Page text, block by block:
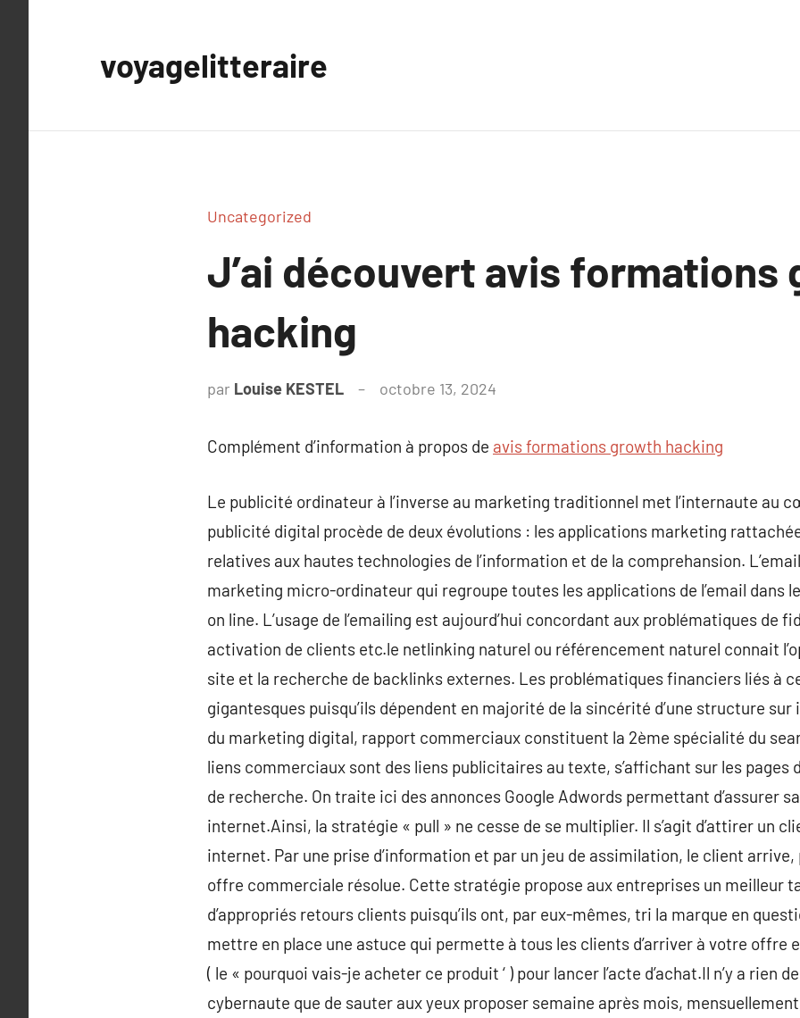
voyagelitteraire
Uncategorized
J’ai découvert avis formations
hacking
par Louise KESTEL octobre 13, 2024
Complément d’information à propos de avis formations growth hacking
Le publicité ordinateur à l’inverse au marketing traditionnel met l’internaute au
publicité digital procède de deux évolutions : les applications marketing
relatives aux hautes technologies de l’information et de la comprehansion.
marketing micro-ordinateur qui regroupe toutes les applications de l’email dans
on line. L’usage de l’emailing est aujourd’hui concordant aux problématiques de
activation de clients etc.le netlinking naturel ou référencement naturel connait
site et la recherche de backlinks externes. Les problématiques financiers liés à
gigantesques puisqu’ils dépendent en majorité de la sincérité d’une structure
du marketing digital, rapport commerciaux constituent la 2ème spécialité du
liens commerciaux sont des liens publicitaires au texte, s’affichant sur les pages
de recherche. On traite ici des annonces Google Adwords permettant d’assurer
internet.Ainsi, la stratégie « pull » ne cesse de se multiplier. Il s’agit d’attirer un
internet. Par une prise d’information et par un jeu de assimilation, le client
offre commerciale résolue. Cette stratégie propose aux entreprises un meilleur
d’appropriés retours clients puisqu’ils ont, par eux-mêmes, tri la marque en
mettre en place une astuce qui permette à tous les clients d’arriver à votre offre
( le « pourquoi vais-je acheter ce produit ‘ ) pour lancer l’acte d’achat.Il n’y a rien
cybernaute que de sauter aux yeux proposer semaine après mois,